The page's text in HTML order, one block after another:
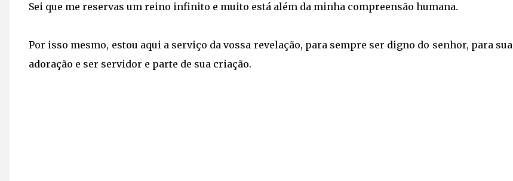
Sei que me reservas um reino infinito e muito está além da minha compreensão humana.
Por isso mesmo, estou aqui a serviço da vossa revelação, para sempre ser digno do senhor, para sua
adoração e ser servidor e parte de sua criação.